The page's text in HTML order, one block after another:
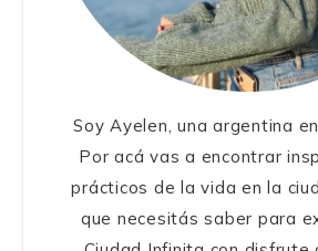
Soy Ayelen, una argentina
Por acá vas a encontrar
prácticos de la vida en la
que necesitás saber para